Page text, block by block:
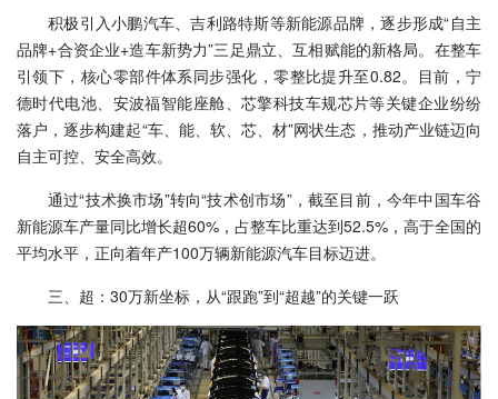
积极引入小鹏汽车、吉利路特斯等新能源品牌，逐步形成“自主
品牌+合资企业+造车新势力”三足鼎立、互相赋能的新格局。在整车
引领下，核心零部件体系同步强化，零整比提升至0.82。目前，宁
德时代电池、安波福智能座舱、芯擎科技车规芯片等关键企业纷纷
落户，逐步构建起“车、能、软、芯、材”网状生态，推动产业链迈向
自主可控、安全高效。
通过“技术换市场”转向“技术创市场”，截至目前，今年中国车谷
新能源车产量同比增长超60%，占整车比重达到52.5%，高于全国的
平均水平，正向着年产100万辆新能源汽车目标迈进。
三、超：30万新坐标，从“跟跑”到“超越”的关键一跃